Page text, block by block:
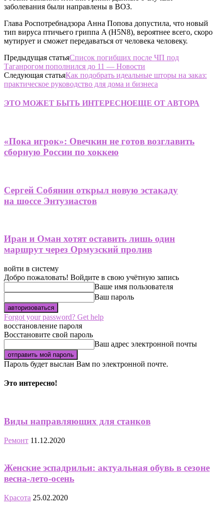
заболевания были направлены в ВОЗ.
Глава Роспотребнадзора Анна Попова допустила, что новый
тип вируса птичьего гриппа A (H5N8), вероятнее всего, скоро
мутирует и сможет передаваться от человека человеку.
Предыдущая статьяСписок погибших после ЧП под
Таганрогом пополнился до 11 — Новости
Следующая статьяКак подобрать идеальные шторы на заказ:
практическое руководство для дома и бизнеса
ЭТО МОЖЕТ БЫТЬ ИНТЕРЕСНОЕЩЕ ОТ АВТОРА
«Пока игрок»: Овечкин не готов возглавить
сборную России по хоккею
Сергей Собянин открыл новую эстакаду
на шоссе Энтузиастов
Иран и Оман хотят оставить лишь один
маршрут через Ормузский пролив
войти в систему
Добро пожаловать! Войдите в свою учётную запись
Ваше имя пользователя
Ваш пароль
Forgot your password? Get help
восстановление пароля
Восстановите свой пароль
Ваш адрес электронной почты
Пароль будет выслан Вам по электронной почте.
Это интересно!
Виды направляющих для станков
Ремонт 11.12.2020
Женские эспадрильи: актуальная обувь в сезоне
весна-лето-осень
Красота 25.02.2020